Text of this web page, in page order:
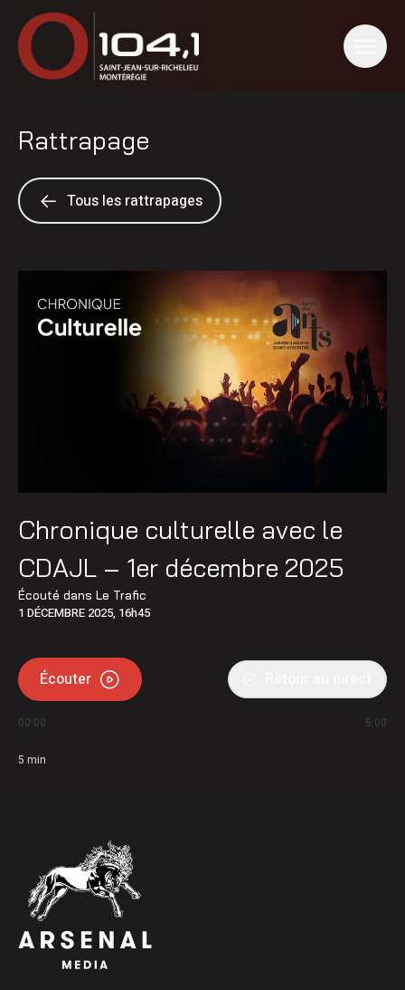
Rattrapage
Tous les rattrapages
Chronique culturelle avec le
CDAJL – 1er décembre 2025
Écouté dans Le Trafic
1 DÉCEMBRE 2025, 16h45
Écouter
00:00 5:00
5 min